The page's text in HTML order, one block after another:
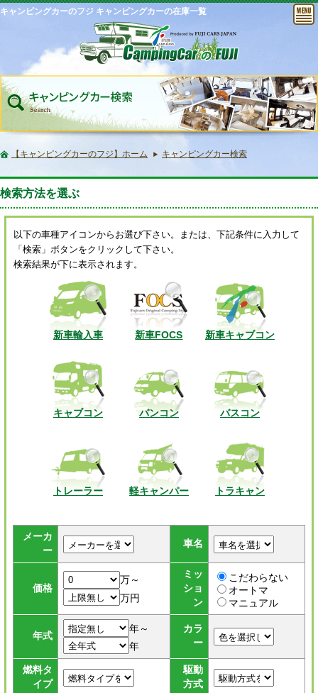
キャンピングカーのフジ キャンピングカーの在庫一覧
【キャンピングカーのフジ】ホーム キャンピングカー検索
検索方法を選ぶ
以下の車種アイコンからお選び下さい。または、下記条件に入力して
「検索」ボタンをクリックして下さい。
検索結果が下に表示されます。
新車輸入車 新車FOCS 新車キャブコン
キャブコン バンコン バスコン
トレーラー 軽キャンパー トラキャン
メーカ
ー
車名
価格
万～
万円
ミッ
ショ
ン
こだわらない
オートマ
マニュアル
年式
年～
年
カラ
ー
燃料タ
イプ
駆動
方式